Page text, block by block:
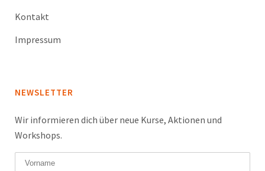
Kontakt
Impressum
NEWSLETTER
Wir informieren dich über neue Kurse, Aktionen und
Workshops.